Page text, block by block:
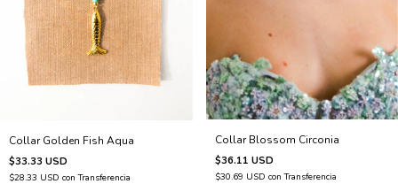
Collar Golden Fish Aqua
$33.33 USD
$28.33 USD con Transferencia
Collar Blossom Circonia
$36.11 USD
$30.69 USD con Transferencia